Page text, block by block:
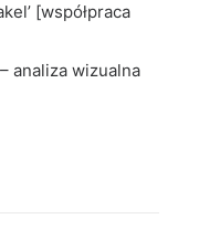
[współpraca
analiza wizualna